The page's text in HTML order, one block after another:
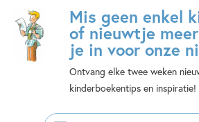
Mis geen enkel
of nieuwtje
je in voor onze
Ontvang elke twee weken
kinderboekentips en inspiratie!
E-